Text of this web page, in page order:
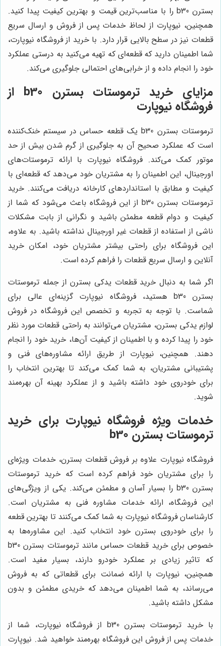
بسترن b30 را با مناسب‌ترین قیمت و بهترین کیفیت پیدا کنید.
همچنین، نیوپارت از لحاظ خدمات پس از فروش و ارسال سریع
قطعات نیز در سطح بالایی قرار دارد. با خرید از فروشگاه نیوپارت،
شما اطمینان دارید که قطعه‌ای که تهیه می‌کنید به درستی عملکرد
خود را انجام داده و از خرابی‌های احتمالی جلوگیری می‌کند.
مزایای خرید ترموستات بسترن b30 از
فروشگاه نیوپارت
ترموستات بسترن b30 یک قطعه حساس در سیستم خنک‌کننده
است که عملکرد صحیح آن به جلوگیری از گرم شدن بیش از حد
موتور کمک می‌کند. فروشگاه نیوپارت با ارائه ترموستات‌های
اورجینال، این اطمینان را به مشتریان خود می‌دهد که قطعه‌ای با
کیفیت و مطابق با استانداردهای کارخانه دریافت می‌کنند. خرید
ترموستات بسترن b30 از این فروشگاه باعث می‌شود که شما از
کیفیت و دوام قطعه مطمئن باشید و نگرانی از بابت مشکلات
ناشی از استفاده از قطعات غیر اورجینال نداشته باشید. به علاوه،
این فروشگاه برای راحتی بیشتر مشتریان خود، امکان خرید
آنلاین و ارسال سریع قطعات را فراهم کرده است.
اگر شما به دنبال خرید قطعات یدکی بسترن از جمله ترموستات
بسترن b30 هستید، فروشگاه نیوپارت گزینه‌ای عالی برای
شماست. با توجه به تجربه و تخصص این فروشگاه در فروش
لوازم یدکی بسترن، مشتریان می‌توانند به راحتی قطعات مورد نظر
خود را پیدا کرده و با اطمینان از کیفیت آن‌ها، خرید خود را انجام
دهند. همچنین، نیوپارت از طریق ارائه مشاوره‌های فنی و
پشتیبانی مشتریان، به شما کمک می‌کند تا بهترین انتخاب را
برای خودروی خود داشته باشید و از عملکرد بهینه آن بهره‌مند
شوید.
خدمات ویژه فروشگاه نیوپارت برای خرید
ترموستات بسترن b30
فروشگاه نیوپارت علاوه بر فروش قطعات بسترن، خدمات ویژه‌ای
را برای مشتریان خود فراهم کرده است که خرید ترموستات
بسترن b30 را بسیار آسان و مطمئن می‌کند. یکی از ویژگی‌های
این فروشگاه، ارائه خدمات مشاوره فنی به مشتریان است.
کارشناسان فروشگاه نیوپارت به شما کمک می‌کنند تا بهترین قطعه
را برای خودروی بسترن خود انتخاب کنید. این مشاوره‌ها به
خصوص برای خرید قطعات حساس مانند ترموستات بسترن b30
که تاثیر زیادی بر عملکرد خودرو دارند، بسیار مفید است.
همچنین، نیوپارت با ارائه ضمانت برای قطعاتی که به فروش
می‌رساند، به شما اطمینان می‌دهد که خریدی مطمئن و بدون
مشکل داشته باشید.
با خرید ترموستات بسترن b30 از فروشگاه نیوپارت، شما از
خدمات پس از فروش این فروشگاه بهره‌مند خواهید شد. نیوپارت